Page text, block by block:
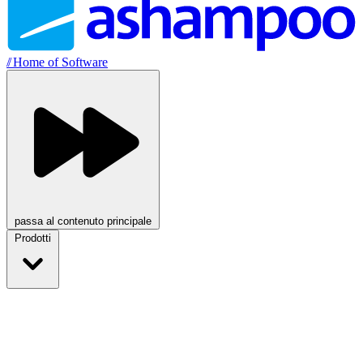
//Home of Software
passa al contenuto principale
Prodotti